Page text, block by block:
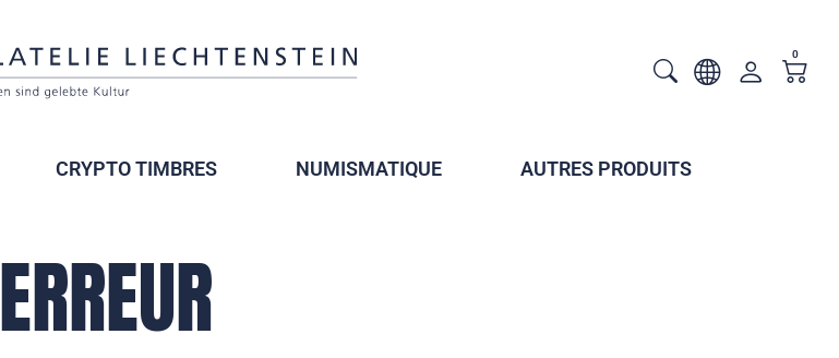
0
CRYPTO TIMBRES NUMISMATIQUE AUTRES PRODUITS
ERREUR